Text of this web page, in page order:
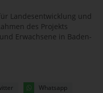
Landesentwicklung und
des Projekts
Erwachsene in Baden-
Whatsapp